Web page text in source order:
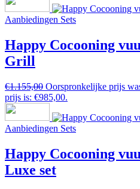
Aanbiedingen Sets
Happy Cocooning
Grill
€1.155,00 Oorspronkelijke prijs
prijs is: €985,00.
Aanbiedingen Sets
Happy Cocooning
Luxe set